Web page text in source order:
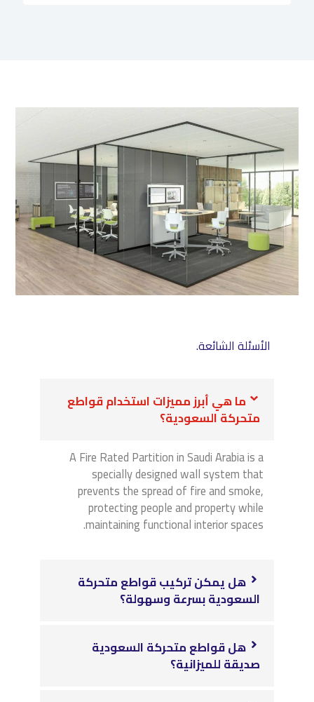
الأسئلة الشائعة.
ما هي أبرز مميزات استخدام قواطع
متحركة السعودية؟
A Fire Rated Partition in Saudi Arabia is a
specially designed wall system that
prevents the spread of fire and smoke,
protecting people and property while
maintaining functional interior spaces.
هل يمكن تركيب قواطع متحركة
السعودية بسرعة وسهولة؟
هل قواطع متحركة السعودية
صديقة للميزانية؟